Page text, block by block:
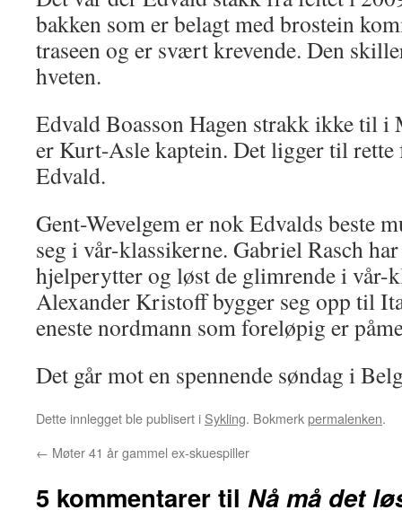
bakken som er belagt med brostein
traseen og er svært krevende. Den
hveten.
Edvald Boasson Hagen strakk ikke til i
er Kurt-Asle kaptein. Det ligger til
Edvald.
Gent-Wevelgem er nok Edvalds beste
seg i vår-klassikerne. Gabriel Rasch
hjelperytter og løst de glimrende i vår-
Alexander Kristoff bygger seg opp til
eneste nordmann som foreløpig er
Det går mot en spennende søndag i
Dette innlegget ble publisert i Sykling. Bokmerkpermalenken.
← Møter 41 år gammel ex-skuespiller
5 kommentarer til Nå må det